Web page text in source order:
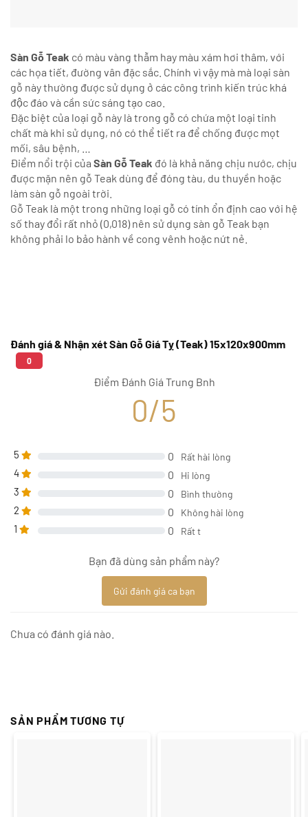
Sàn Gỗ Teak có màu vàng thẫm hay màu xám hơi thâm, với
các họa tiết, đường vân đặc sắc. Chính vì vậy mà mà loại sàn
gỗ này thường được sử dụng ở các công trình kiến trúc khá
độc đáo và cần sức sáng tạo cao.
Đặc biệt của loại gỗ này là trong gỗ có chứa một loại tinh
chất mà khi sử dụng, nó có thể tiết ra để chống được mọt
mối, sâu bệnh, …
Điểm nổi trội của Sàn Gỗ Teak đó là khả năng chịu nước, chịu
được mặn nên gỗ Teak dùng để đóng tàu, du thuyền hoặc
làm sàn gỗ ngoài trời.
Gỗ Teak là một trong những loại gỗ có tính ổn định cao với hệ
số thay đổi rất nhỏ (0,018) nên sử dụng sàn gỗ Teak bạn
không phải lo bảo hành về cong vênh hoặc nứt nẻ.
Đánh giá & Nhận xét Sàn Gỗ Giá Tỵ (Teak) 15x120x900mm
0
Điểm Đánh Giá Trung Bnh
0/5
5 0 Rất hài lòng
4 0 Hi lòng
3 0 Bình thường
2 0 Không hài lòng
1 0 Rất t
Bạn đã dùng sản phẩm này?
Gửi đánh giá ca bạn
Chưa có đánh giá nào.
SẢN PHẨM TƯƠNG TỰ